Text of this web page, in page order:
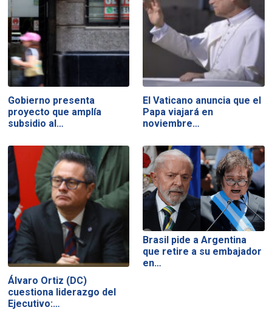
Gobierno presenta
proyecto que amplía
subsidio al…
El Vaticano anuncia que el
Papa viajará en
noviembre…
Álvaro Ortiz (DC)
cuestiona liderazgo del
Ejecutivo:…
Brasil pide a Argentina
que retire a su embajador
en…